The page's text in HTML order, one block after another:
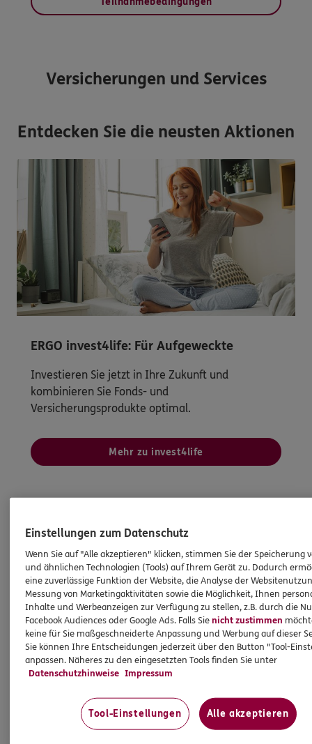
Versicherungen und Services
Entdecken Sie die neusten Aktionen
ERGO invest4life: Für Aufgeweckte
Investieren Sie jetzt in Ihre Zukunft und
kombinieren Sie Fonds- und
Versicherungsprodukte optimal.
Mehr zu invest4life
Staatliche Förderung
Einstellungen zum Datenschutz
Wenn Sie auf "Alle akzeptieren" klicken, stimmen Sie der Speicherung
und ähnlichen Technologien (Tools) auf Ihrem Gerät zu. Dadurch
eine zuverlässige Funktion der Website, die Analyse der
Messung von Marketingaktivitäten sowie die Möglichkeit, Ihnen
Inhalte und Werbeanzeigen zur Verfügung zu stellen, z.B. durch die
Facebook Audiences oder Google Ads. Falls Sienicht zustimmen
keine für Sie maßgeschneiderte Anpassung und Werbung auf dieser
Sie können Ihre Entscheidungen jederzeit über den Button "Tool-
anpassen. Näheres zu den eingesetzten Tools finden Sie unter
Datenschutzhinweise Impressum
Tool-Einstellungen Alle akzeptieren